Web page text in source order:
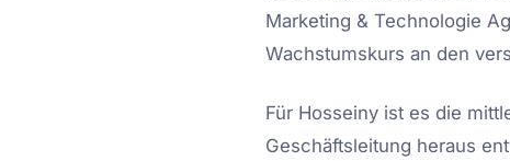
Marketing & Technologie
Wachstumskurs an den
Für Hosseiny ist es die
Geschäftsleitung heraus